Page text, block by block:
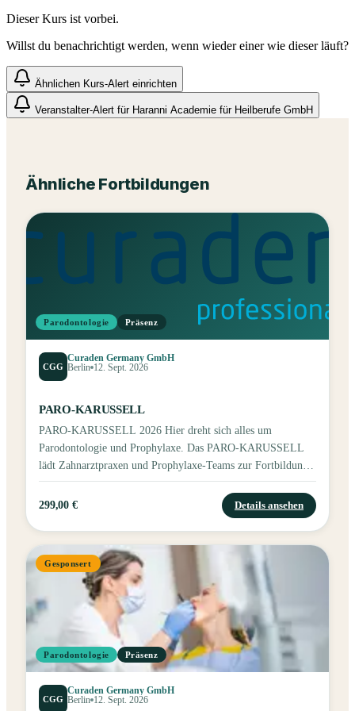
Dieser Kurs ist vorbei.
Willst du benachrichtigt werden, wenn wieder einer wie dieser läuft?
Ähnlichen Kurs-Alert einrichten
Veranstalter-Alert für Haranni Academie für Heilberufe GmbH
Ähnliche Fortbildungen
Parodontologie Präsenz
CGG
Curaden Germany GmbH
Berlin 12. Sept. 2026
PARO-KARUSSELL
PARO-KARUSSELL 2026 Hier dreht sich alles um
Parodontologie und Prophylaxe. Das PARO-KARUSSELL
lädt Zahnarztpraxen und Prophylaxe-Teams zur Fortbildung
rund um professionelle Mundpflege, Parodontaltherapie und
aktuelle Produktneuheiten ein.
299,00 € Details ansehen
Gesponsert
Parodontologie Präsenz
CGG
Curaden Germany GmbH
Berlin 12. Sept. 2026